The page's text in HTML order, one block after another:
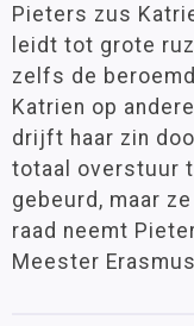
Pieters zus
leidt tot grote
zelfs de
Katrien op
drijft haar zin
totaal overstuur
gebeurd, maar
raad neemt
Meester